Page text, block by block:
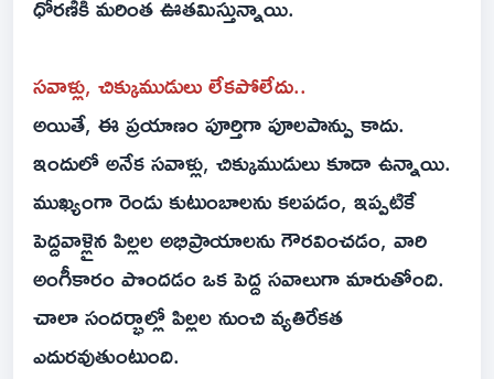
సవాళ్లు, చిక్కుముడులు లేకపోలేదు..
అయితే, ఈ ప్రయాణం పూర్తిగా పూలపాన్పు కాదు.
ఇందులో అనేక సవాళ్లు, చిక్కుముడులు కూడా ఉన్నాయి.
ముఖ్యంగా రెండు కుటుంబాలను కలపడం, ఇప్పటికే
పెద్దవాళ్లైన పిల్లల అభిప్రాయాలను గౌరవించడం, వారి
అంగీకారం పొందడం ఒక పెద్ద సవాలుగా మారుతోంది.
చాలా సందర్భాల్లో పిల్లల నుంచి వ్యతిరేకత
ఎదురవుతుంటుంది.